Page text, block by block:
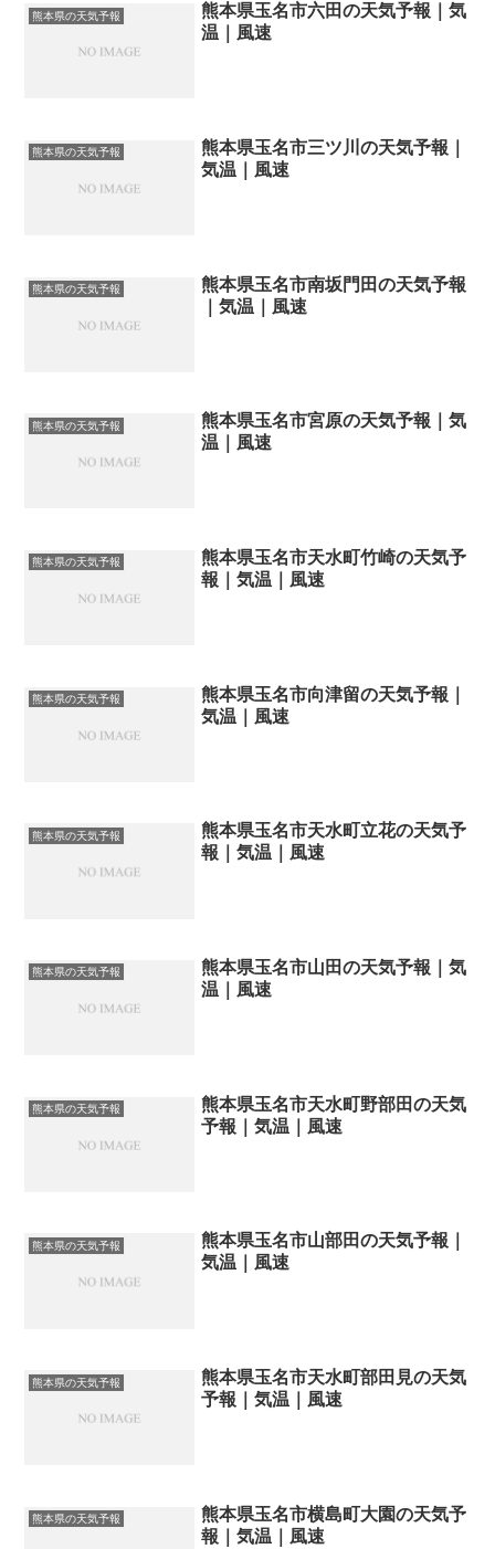
熊本県の天気予報
熊本県玉名市六田の天気予報｜気
温｜風速
熊本県の天気予報
熊本県玉名市三ツ川の天気予報｜
気温｜風速
熊本県の天気予報
熊本県玉名市南坂門田の天気予報
｜気温｜風速
熊本県の天気予報
熊本県玉名市宮原の天気予報｜気
温｜風速
熊本県の天気予報
熊本県玉名市天水町竹崎の天気予
報｜気温｜風速
熊本県の天気予報
熊本県玉名市向津留の天気予報｜
気温｜風速
熊本県の天気予報
熊本県玉名市天水町立花の天気予
報｜気温｜風速
熊本県の天気予報
熊本県玉名市山田の天気予報｜気
温｜風速
熊本県の天気予報
熊本県玉名市天水町野部田の天気
予報｜気温｜風速
熊本県の天気予報
熊本県玉名市山部田の天気予報｜
気温｜風速
熊本県の天気予報
熊本県玉名市天水町部田見の天気
予報｜気温｜風速
熊本県の天気予報
熊本県玉名市横島町大園の天気予
報｜気温｜風速